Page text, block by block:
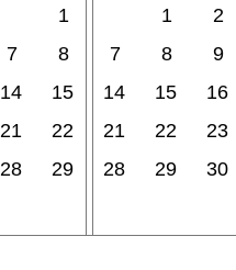
1
7
8
14
15
21
22
28
29
1 2
7
8 9
14
15 16
21
22 23
28
29 30